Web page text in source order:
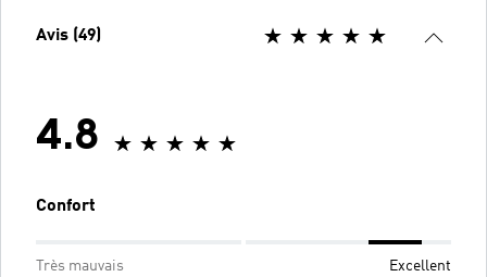
Avis (49)
4.8
Confort
Très mauvais Excellent